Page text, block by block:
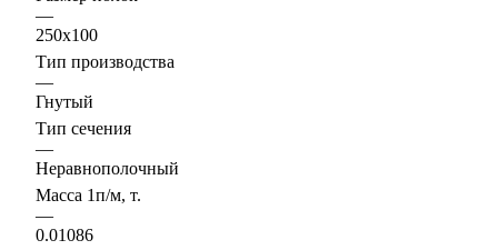
—
250х100
Тип производства
—
Гнутый
Тип сечения
—
Неравнополочный
Масса 1п/м, т.
—
0.01086